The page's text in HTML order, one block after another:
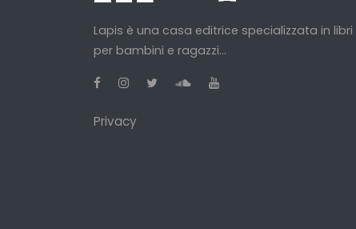
Lapis è una casa editrice specializzata in libri
per bambini e ragazzi...
Privacy